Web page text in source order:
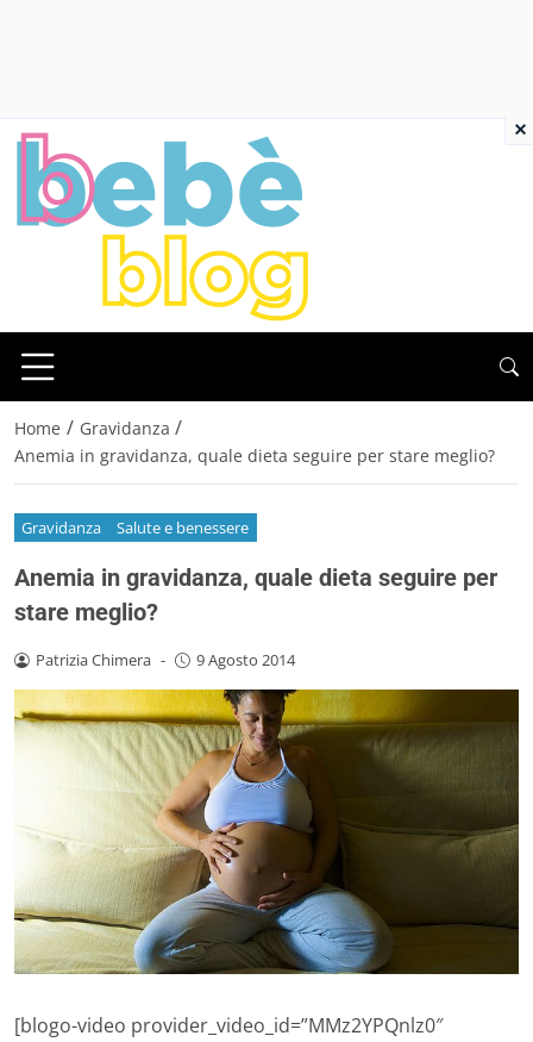
Home / Gravidanza /
Anemia in gravidanza, quale dieta seguire per stare meglio?
Gravidanza Salute e benessere
Anemia in gravidanza, quale dieta seguire per
stare meglio?
Patrizia Chimera - 9 Agosto 2014
[blogo-video provider_video_id=”MMz2YPQnlz0″
×